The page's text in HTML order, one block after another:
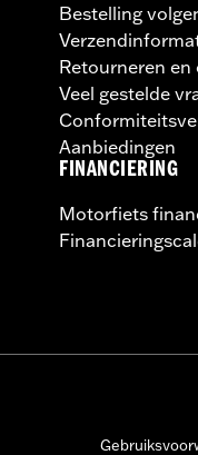
Bestelling
Retourneren en
Veel gestelde
Aanbiedingen
FINANCIERING
Motorfiets